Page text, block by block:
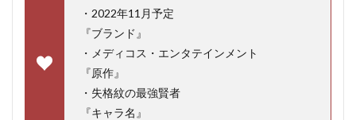
・2022年11月予定
『ブランド』
・メディコス・エンタテインメント
『原作』
・失格紋の最強賢者
『キャラ名』